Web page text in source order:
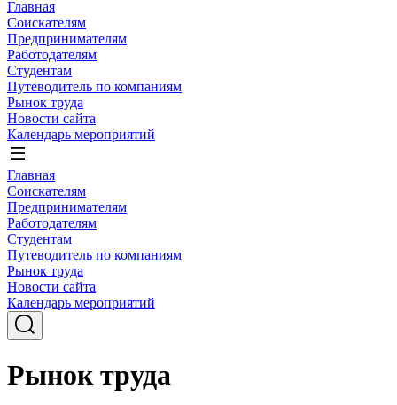
Главная
Соискателям
Предпринимателям
Работодателям
Студентам
Путеводитель по компаниям
Рынок труда
Новости сайта
Календарь мероприятий
Главная
Соискателям
Предпринимателям
Работодателям
Студентам
Путеводитель по компаниям
Рынок труда
Новости сайта
Календарь мероприятий
Рынок труда